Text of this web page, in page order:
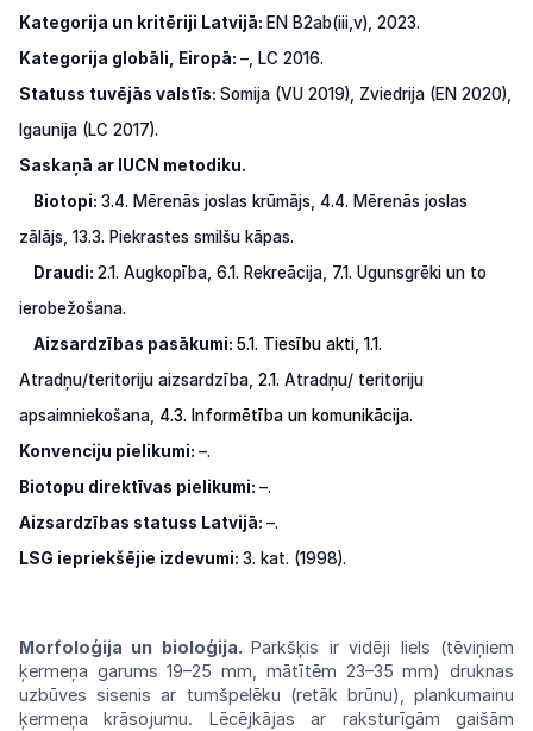
Kategorija un kritēriji Latvijā: EN B2ab(iii,v), 2023.
Kategorija globāli, Eiropā: –, LC 2016.
Statuss tuvējās valstīs: Somija (VU 2019), Zviedrija (EN 2020),
Igaunija (LC 2017).
Saskaņā ar IUCN metodiku.
Biotopi: 3.4. Mērenās joslas krūmājs, 4.4. Mērenās joslas
zālājs, 13.3. Piekrastes smilšu kāpas.
Draudi: 2.1. Augkopība, 6.1. Rekreācija, 7.1. Ugunsgrēki un to
ierobežošana.
Aizsardzības pasākumi: 5.1. Tiesību akti, 1.1.
Atradņu/teritoriju aizsardzība, 2.1. Atradņu/ teritoriju
apsaimniekošana, 4.3. Informētība un komunikācija.
Konvenciju pielikumi: –.
Biotopu direktīvas pielikumi: –.
Aizsardzības statuss Latvijā: –.
LSG iepriekšējie izdevumi: 3. kat. (1998).
Morfoloģija un bioloģija.Parkšķis ir vidēji liels (tēviņiem
ķermeņa garums19–25 mm, mātītēm 23–35 mm)druknas
uzbūves sisenis ar tumšpelēku (retāk brūnu),plankumainu
ķermeņa krāsojumu. Lēcējkājasar raksturīgām gaišām